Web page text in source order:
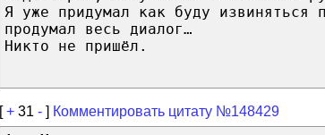
Я уже придумал как буду извиняться
продумал весь диалог…
Никто не пришёл.
[+ 31 - ] Комментировать цитату №148429